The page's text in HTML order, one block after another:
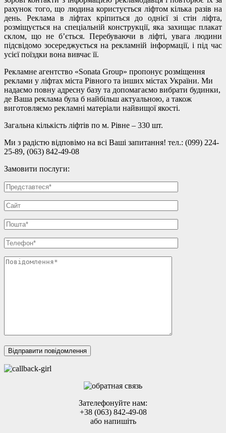
рахунок того, що людина користується ліфтом кілька разів на
день. Реклама в ліфтах кріпиться до однієї зі стін ліфта,
розміщується на спеціальній конструкції, яка захищає плакат
склом, що не б’ється. Перебуваючи в ліфті, увага людини
підсвідомо зосереджується на рекламній інформації, і під час
усієї поїздки вона вивчає її.
Рекламне агентство «Sonata Group» пропонує розміщення
реклами у ліфтах міста Рівного та інших містах України. Ми
надаємо повну адресну базу та допомагаємо вибрати будинки,
де Ваша реклама була б найбільш актуальною, а також
виготовляємо рекламні матеріали найвищої якості.
Загальна кількість ліфтів по м. Рівне – 330 шт.
Ми з радістю відповімо на всі Ваші запитання! тел.: (099) 224-
25-89, (063) 842-49-08
Замовити послуги:
Зателефонуйте нам:
+38 (063) 842-49-08
або напишіть